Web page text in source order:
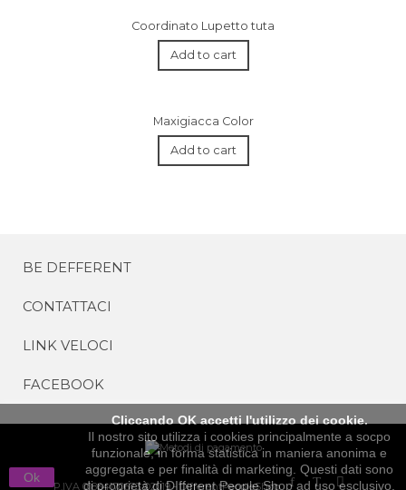
Coordinato Lupetto tuta
Add to cart
Maxigiacca Color
Add to cart
BE DEFFERENT
CONTATTACI
LINK VELOCI
FACEBOOK
Ok
Cliccando OK accetti l'utilizzo dei cookie.
Il nostro sito utilizza i cookies principalmente a socpo
funzionale, in forma statistica in maniera anonima e
aggregata e per finalità di marketing. Questi dati sono
di proprietà di DIfferent People Shop ad uso esclusivo.
P.IVA 01864170673 ©2019 - DifferentPeopleShop